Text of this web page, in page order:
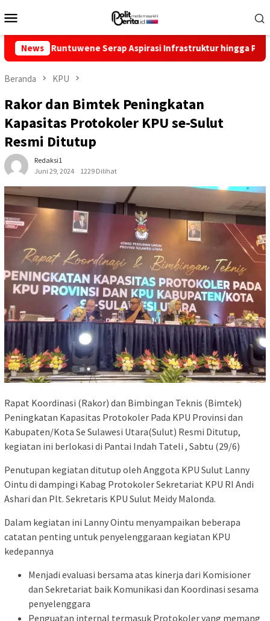
ke
Mobile
News Serap Aspirasi Infrastruktur hingga Pemberdayaan
Beranda KPU
Rakor dan Bimtek Peningkatan
Kapasitas Protokoler KPU se-Sulut
Resmi Ditutup
Redaksi1
Juni 29, 2024
1229 Dilihat
Rapat Koordinasi (Rakor) dan Bimbingan Teknis (Bimtek)
Peningkatan Kapasitas Protokoler Pada KPU Provinsi dan
Kabupaten/Kota Se Sulawesi Utara(Sulut) Resmi Ditutup,
kegiatan ini berlokasi di Pantai Indah Tateli , Sabtu (29/6)
Penutupan kegiatan ditutup oleh Anggota KPU Sulut Lanny
Ointu di dampingi Kabag Protokoler Sekretariat KPU RI Andi
Ashari dan Plt. Sekretaris KPU Sulut Meidy Malonda.
Dalam kegiatan ini Lanny Ointu menyampaikan beberapa
catatan penting untuk penyelenggaraan kegiatan KPU
kedepannya
Menjadi evaluasi bersama atas kinerja dari Komisioner
dan Sekretariat baik Komunikasi dan Koordinasi sesama
penyelenggara
⁠Penguatan internal termasuk Protokoler yang memang